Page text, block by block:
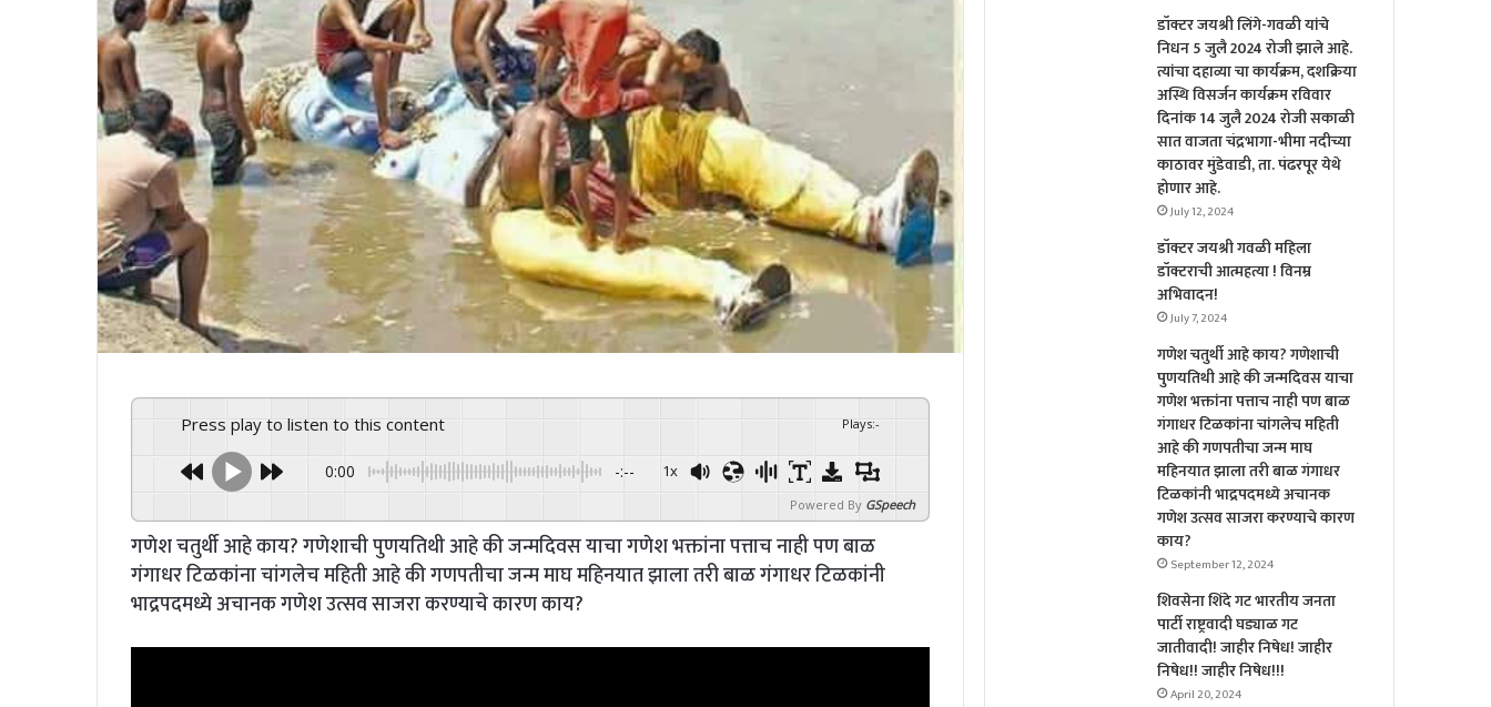
Press play to listen to this content Plays:-
0:00 -:-- 1x
Powered By GSpeech
गणेश चतुर्थी आहे काय? गणेशाची पुणयतिथी आहे की जन्मदिवस याचा गणेश भक्तांना पत्ताच नाही पण बाळ
गंगाधर टिळकांना चांगलेच महिती आहे की गणपतीचा जन्म माघ महिनयात झाला तरी बाळ गंगाधर टिळकांनी
भाद्रपदमध्ये अचानक गणेश उत्सव साजरा करण्याचे कारण काय?
डॉक्टर जयश्री लिंगे-गवळी यांचे
निधन 5 जुलै 2024 रोजी झाले आहे.
त्यांचा दहाव्या चा कार्यक्रम, दशक्रिया
अस्थि विसर्जन कार्यक्रम रविवार
दिनांक 14 जुलै 2024 रोजी सकाळी
सात वाजता चंद्रभागा-भीमा नदीच्या
काठावर मुंडेवाडी, ता. पंढरपूर येथे
होणार आहे.
July 12, 2024
डॉक्टर जयश्री गवळी महिला
डॉक्टराची आत्महत्या ! विनम्र
अभिवादन!
July 7, 2024
गणेश चतुर्थी आहे काय? गणेशाची
पुणयतिथी आहे की जन्मदिवस याचा
गणेश भक्तांना पत्ताच नाही पण बाळ
गंगाधर टिळकांना चांगलेच महिती
आहे की गणपतीचा जन्म माघ
महिनयात झाला तरी बाळ गंगाधर
टिळकांनी भाद्रपदमध्ये अचानक
गणेश उत्सव साजरा करण्याचे कारण
काय?
September 12, 2024
शिवसेना शिंदे गट भारतीय जनता
पार्टी राष्ट्रवादी घड्याळ गट
जातीवादी! जाहीर निषेध! जाहीर
निषेध!! जाहीर निषेध!!!
April 20, 2024